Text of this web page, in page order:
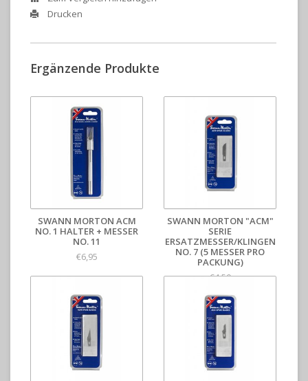
Drucken
Ergänzende Produkte
SWANN MORTON ACM
NO. 1 HALTER + MESSER
NO. 11
€6,95
SWANN MORTON "ACM"
SERIE
ERSATZMESSER/KLINGEN
NO. 7 (5 MESSER PRO
PACKUNG)
€4,50